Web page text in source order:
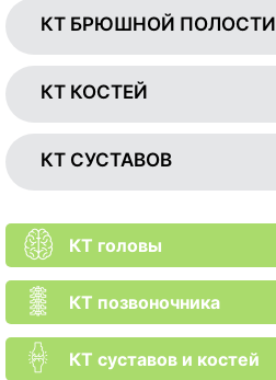
КТ БРЮШНОЙ ПОЛОСТИ
КТ КОСТЕЙ
КТ СУСТАВОВ
КТ головы
КТ позвоночника
КТ суставов и костей